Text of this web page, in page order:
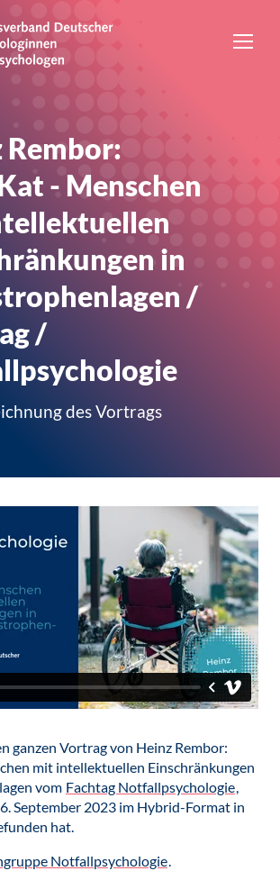
Rembor:
- Menschen
in
/
/
des Vortrags
ganzen Vortrag von Heinz Rembor:
mit intellektuellen Einschränkungen
vom Fachtag Notfallpsychologie,
September 2023 im Hybrid-Format in
hat.
Notfallpsychologie.